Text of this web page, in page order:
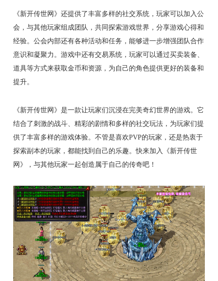
《新开传世网》还提供了丰富多样的社交系统，玩家可以加入公
会，与其他玩家组成团队，共同探索游戏世界，分享游戏心得和
经验。公会内部还有各种活动和任务，能够进一步增强团队合作
意识和凝聚力。游戏中还有交易系统，玩家可以通过买卖装备、
道具等方式来获取金币和资源，为自己的角色提供更好的装备和
提升。
《新开传世网》是一款让玩家们沉浸在完美奇幻世界的游戏。它
结合了刺激的战斗、精彩的剧情和多样的社交玩法，为玩家们提
供了丰富多样的游戏体验。不管是喜欢PVP的玩家，还是热衷于
探索副本的玩家，都能找到自己的乐趣。快来加入《新开传世
网》，与其他玩家一起创造属于自己的传奇吧！